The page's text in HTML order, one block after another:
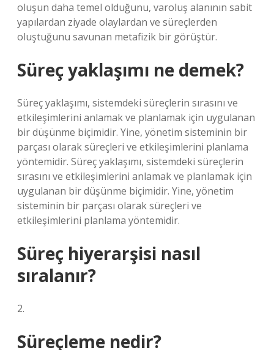
oluşun daha temel olduğunu, varoluş alanının sabit
yapılardan ziyade olaylardan ve süreçlerden
oluştuğunu savunan metafizik bir görüştür.
Süreç yaklaşımı ne demek?
Süreç yaklaşımı, sistemdeki süreçlerin sırasını ve
etkileşimlerini anlamak ve planlamak için uygulanan
bir düşünme biçimidir. Yine, yönetim sisteminin bir
parçası olarak süreçleri ve etkileşimlerini planlama
yöntemidir. Süreç yaklaşımı, sistemdeki süreçlerin
sırasını ve etkileşimlerini anlamak ve planlamak için
uygulanan bir düşünme biçimidir. Yine, yönetim
sisteminin bir parçası olarak süreçleri ve
etkileşimlerini planlama yöntemidir.
Süreç hiyerarşisi nasıl
sıralanır?
2.
Süreçleme nedir?